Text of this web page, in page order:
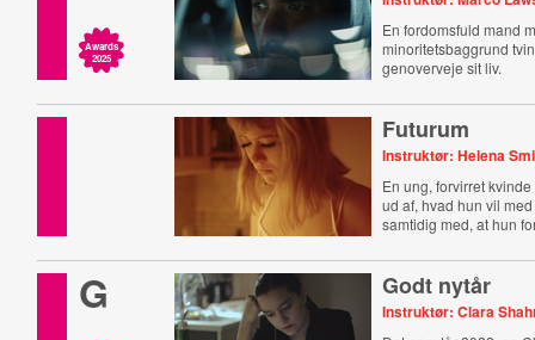
Awards
2025
En fordomsfuld mand
minoritetsbaggrund
genoverveje sit liv.
Futurum
Instruktør: Helena
En ung, forvirret
ud af, hvad hun vil
samtidig med, at hun
G Godt nytår
Instruktør: Clara